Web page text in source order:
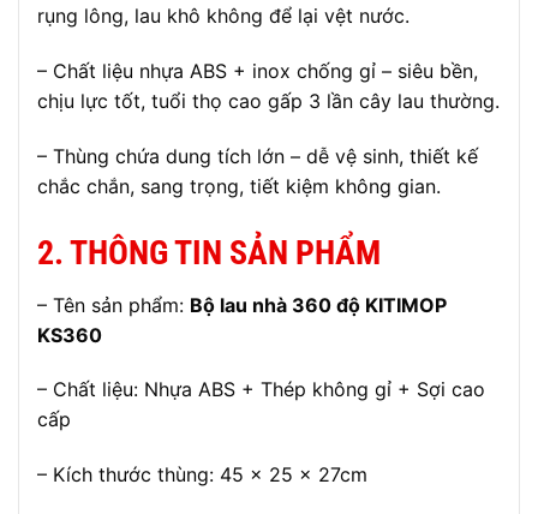
rụng lông, lau khô không để lại vệt nước.
– Chất liệu nhựa ABS + inox chống gỉ – siêu bền,
chịu lực tốt, tuổi thọ cao gấp 3 lần cây lau thường.
– Thùng chứa dung tích lớn – dễ vệ sinh, thiết kế
chắc chắn, sang trọng, tiết kiệm không gian.
2. THÔNG TIN SẢN PHẨM
– Tên sản phẩm: Bộ lau nhà 360 độ KITIMOP
KS360
– Chất liệu: Nhựa ABS + Thép không gỉ + Sợi cao
cấp
– Kích thước thùng: 45 × 25 × 27cm